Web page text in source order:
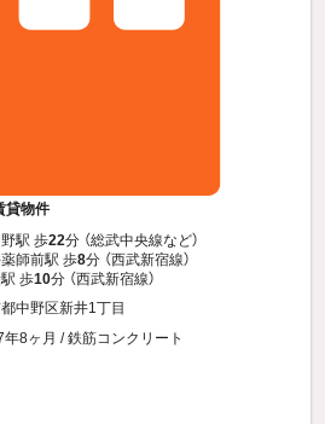
貸物件
駅 歩22分 （総武中央線など）
師前駅 歩8分 （西武新宿線）
歩10分 （西武新宿線）
中野区新井1丁目
年8ヶ月 / 鉄筋コンクリート